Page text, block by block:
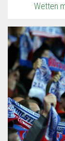
Wetten